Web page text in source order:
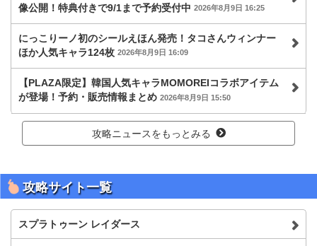
像公開！特典付きで9/1まで予約受付中 2026年8月9日 16:25
にっこりーノ初のシールえほん発売！タコさんウィンナー
ほか人気キャラ124枚 2026年8月9日 16:09
【PLAZA限定】韓国人気キャラMOMOREIコラボアイテム
が登場！予約・販売情報まとめ 2026年8月9日 15:50
攻略ニュースをもっとみる
攻略サイト一覧
スプラトゥーン レイダース